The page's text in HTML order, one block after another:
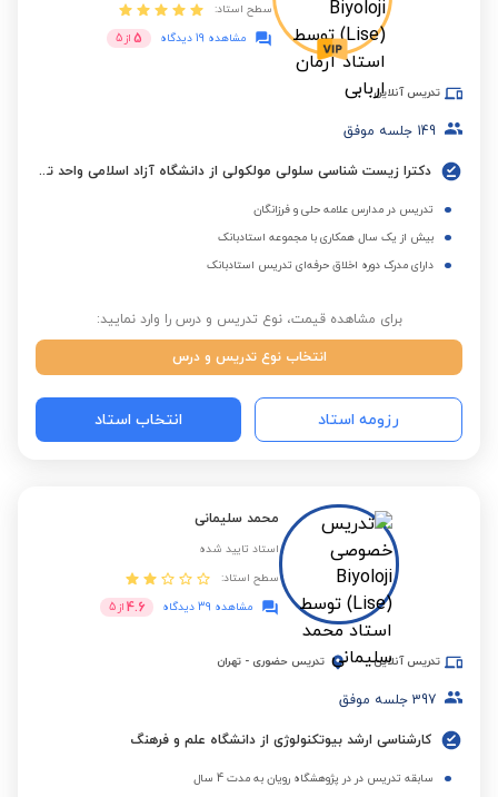
سطح استاد:
مشاهده 19 دیدگاه
5 از 5
تدریس آنلاین
149 جلسه موفق
دکترا زیست شناسی سلولی مولکولی از دانشگاه آزاد اسلامی واحد تهران شمال
تدریس در مدارس علامه حلی و فرزانگان
بیش از یک سال همکاری با مجموعه استادبانک
دارای مدرک دوره اخلاق حرفه‌ای تدریس استادبانک
برای مشاهده قیمت، نوع تدریس و درس را وارد نمایید:
انتخاب نوع تدریس و درس
رزومه استاد انتخاب استاد
محمد سلیمانی
استاد تایید شده
سطح استاد:
مشاهده 39 دیدگاه
4.6 از 5
تدریس آنلاین تدریس حضوری - تهران
397 جلسه موفق
کارشناسی ارشد بیوتکنولوژی از دانشگاه علم و فرهنگ
سابقه تدریس در در پژوهشگاه رویان به مدت 4 سال